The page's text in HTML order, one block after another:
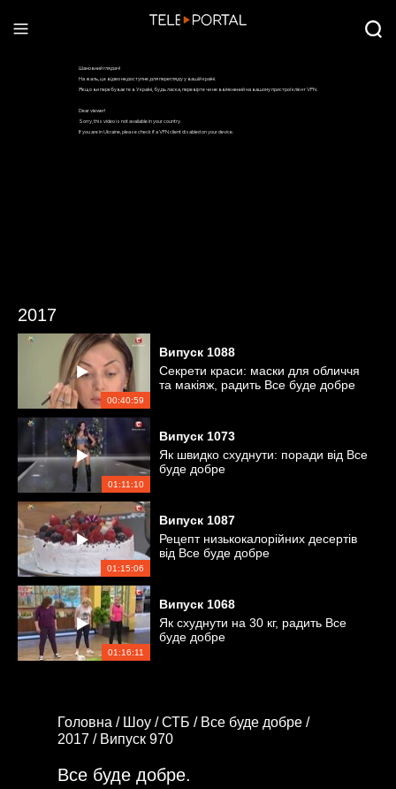
2017
00:40:59
Випуск 1088
Секрети краси: маски для обличчя
та макіяж, радить Все буде добре
01:11:10
Випуск 1073
Як швидко схуднути: поради від Все
буде добре
01:15:06
Випуск 1087
Рецепт низькокалорійних десертів
від Все буде добре
01:16:11
Випуск 1068
Як схуднути на 30 кг, радить Все
буде добре
Головна / Шоу /СТБ / Все буде добре /
2017 / Випуск 970
Все буде добре.